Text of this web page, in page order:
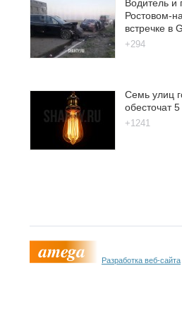
Водитель и
Ростовом-
встречке в
+294
Семь улиц
обесточат 5
+1241
Разработка веб-сайта